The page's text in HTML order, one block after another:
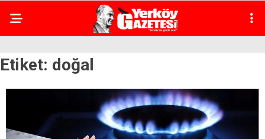
Etiket: doğal